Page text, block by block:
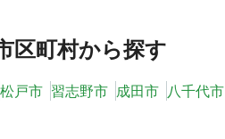
区町村から探す
松戸市 習志野市 成田市 八千代市